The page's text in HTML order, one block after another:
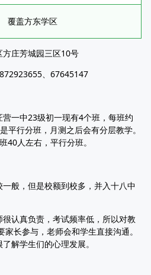
覆盖方东学区
方庄芳城园三区10号
、67645147
一中23级初一现有4个班，每班约
平行分班，月测之后会有分层教学。
40人左右，平行分班。
般，但是校额到校多，并入十八中
认真负责，考试频率低，所以对教
长参与，老师会和学生直接沟通。
解学生们的心理发展。